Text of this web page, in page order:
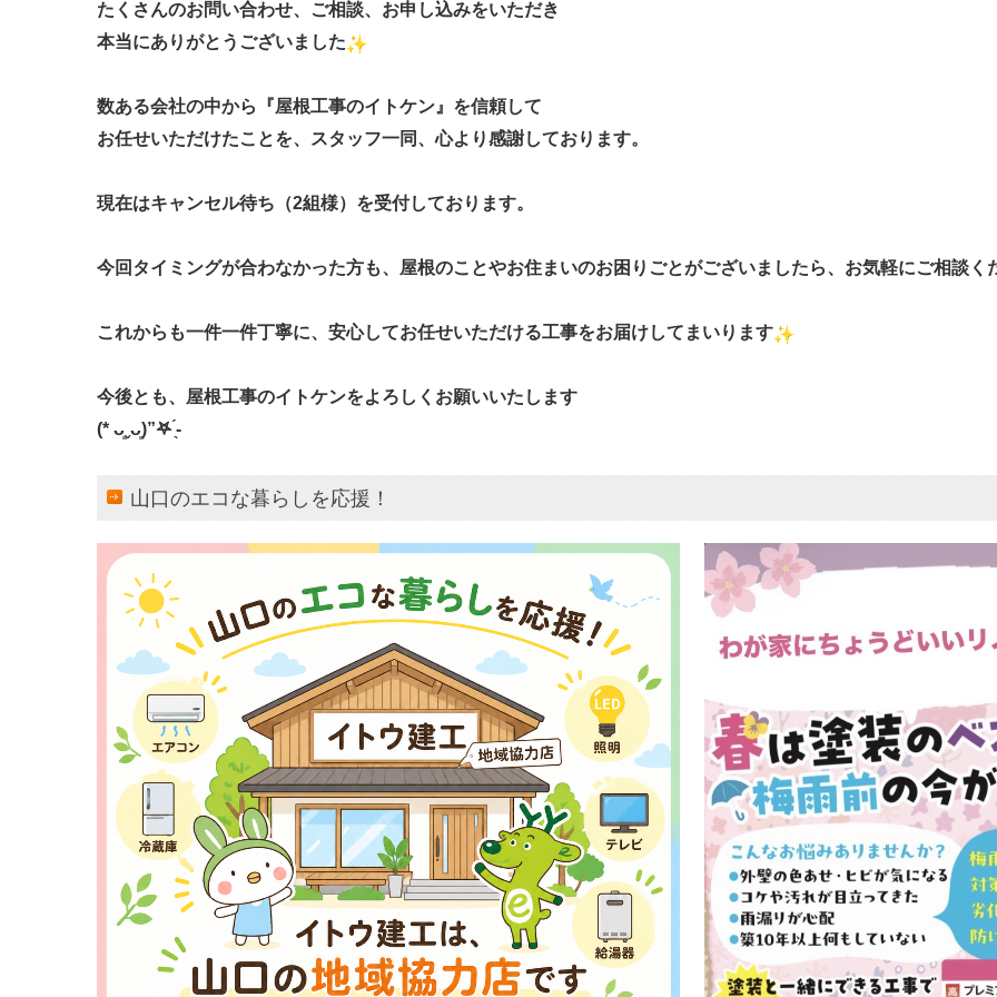
たくさんのお問い合わせ、ご相談、お申し込みをいただき
本当にありがとうございました︎︎
数ある会社の中から『屋根工事のイトケン』を信頼して
お任せいただけたことを、スタッフ一同、心より感謝しております。
現在はキャンセル待ち（2組様）を受付しております。
今回タイミングが合わなかった方も、 屋根のことやお住まいのお困りごとがございましたら、 お気軽にご相談
これからも一件一件丁寧に、 安心してお任せいただける工事をお届けしてまいります
今後とも、屋根工事のイトケンをよろしくお願いいたします
(* ᴗ͈ˬᴗ͈)”𖤐 ̖́-‬
山口のエコな暮らしを応援！